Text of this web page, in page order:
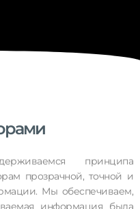
принципа
прозрачной, точной и
Мы обеспечиваем,
информация была